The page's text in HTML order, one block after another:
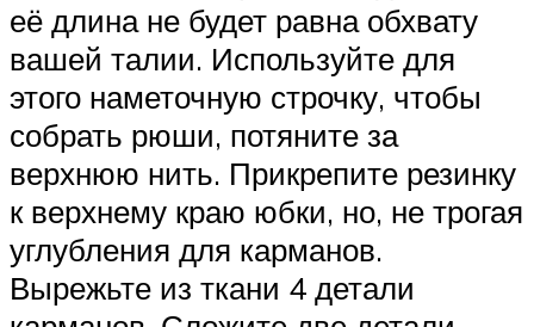
её длина не будет равна обхвату
вашей талии. Используйте для
этого наметочную строчку, чтобы
собрать рюши, потяните за
верхнюю нить. Прикрепите резинку
к верхнему краю юбки, но, не трогая
углубления для карманов.
Вырежьте из ткани 4 детали